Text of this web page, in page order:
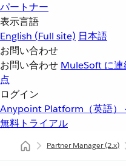
パートナー
表示言語
English (Full site) 日本語
お問い合わせ
お問い合わせ MuleSoft に連
点
ログイン
Anypoint Platform（英語）
無料トライアル
Partner Manager(2.x)